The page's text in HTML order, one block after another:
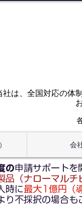
社は、全国対応の体
会
の申請サポートを
品（ナローマルチ
時に最大1億円
り不採択の場合